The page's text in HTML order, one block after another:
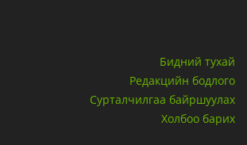
Бидний тухай
Редакцийн бодлого
Сурталчилгаа байршуулах
Холбоо барих